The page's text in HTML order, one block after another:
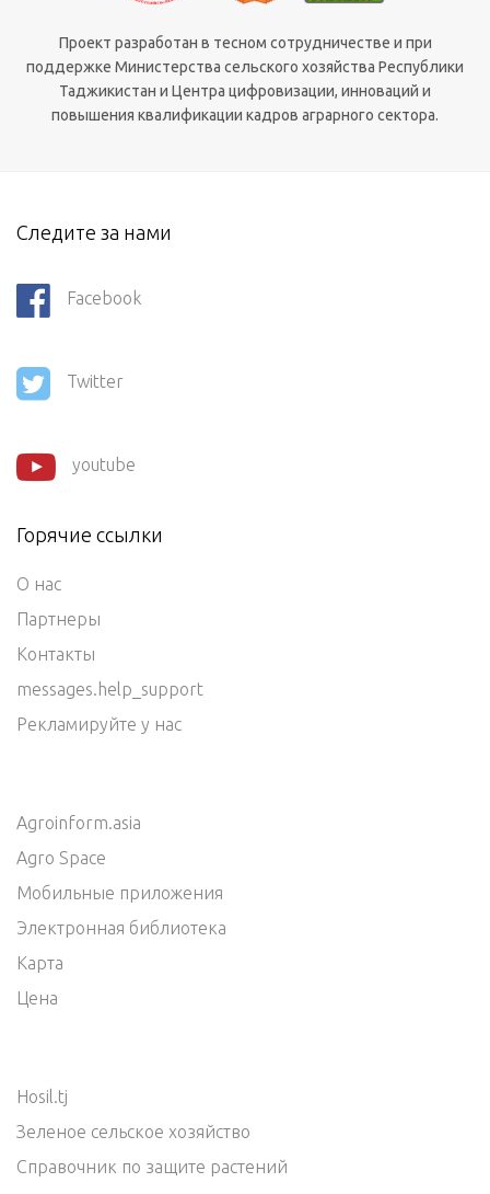
Проект разработан в тесном сотрудничестве и при
поддержке Министерства сельского хозяйства Республики
Таджикистан и Центра цифровизации, инноваций и
повышения квалификации кадров аграрного сектора.
Следите за нами
Facebook
Twitter
youtube
Горячие ссылки
О нас
Партнеры
Контакты
messages.help_support
Рекламируйте у нас
Agroinform.asia
Agro Space
Мобильные приложения
Электронная библиотека
Карта
Цена
Hosil.tj
Зеленое сельское хозяйство
Справочник по защите растений